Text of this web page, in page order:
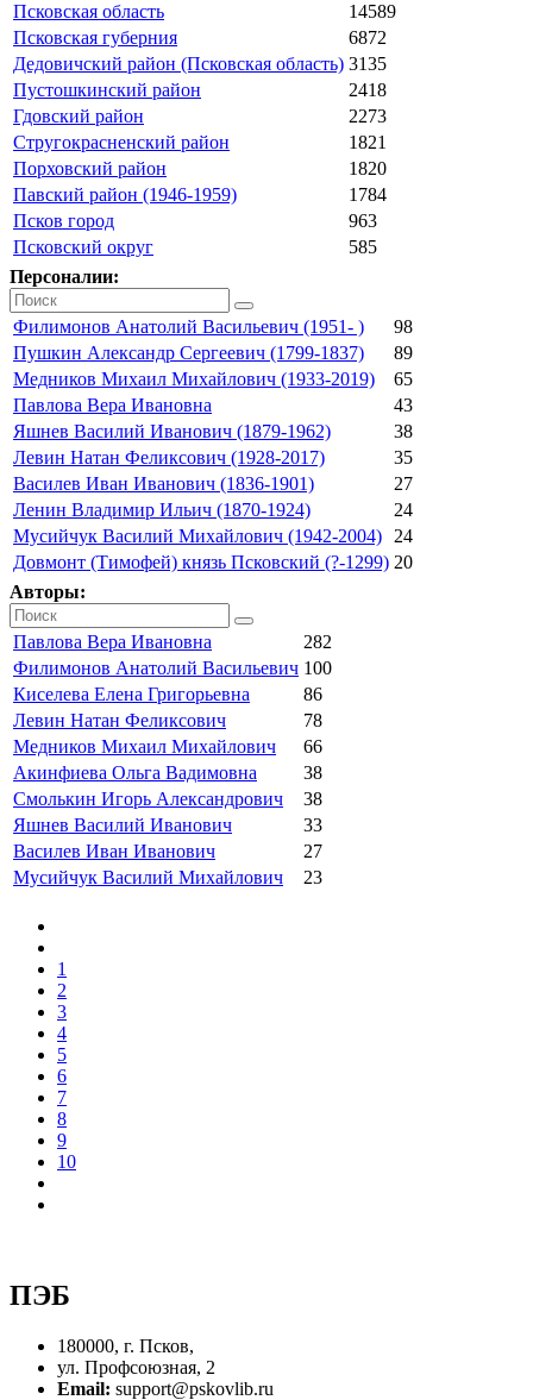
Псковская область
14589
Псковская губерния
6872
Дедовичский район (Псковская область) 3135
Пустошкинский район
2418
Гдовский район
2273
Стругокрасненский район
1821
Порховский район
1820
Павский район (1946-1959)
1784
Псков город
963
Псковский округ
585
Персоналии:
Филимонов Анатолий Васильевич (1951- )
98
Пушкин Александр Сергеевич (1799-1837)
89
Медников Михаил Михайлович (1933-2019)
65
Павлова Вера Ивановна
43
Яшнев Василий Иванович (1879-1962)
38
Левин Натан Феликсович (1928-2017)
35
Василев Иван Иванович (1836-1901)
27
Ленин Владимир Ильич (1870-1924)
24
Мусийчук Василий Михайлович (1942-2004)
24
Довмонт (Тимофей) князь Псковский (?-1299) 20
Авторы:
Павлова Вера Ивановна
282
Филимонов Анатолий Васильевич 100
Киселева Елена Григорьевна
86
Левин Натан Феликсович
78
Медников Михаил Михайлович
66
Акинфиева Ольга Вадимовна
38
Смолькин Игорь Александрович
38
Яшнев Василий Иванович
33
Василев Иван Иванович
27
Мусийчук Василий Михайлович
23
1
2
3
4
5
6
7
8
9
10
ПЭБ
180000, г. Псков,
ул. Профсоюзная, 2
Email: support@pskovlib.ru